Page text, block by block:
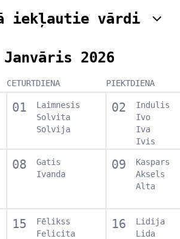
iekļautie vārdi
Janvāris 2026
CETURTDIENA PIEKTDIENA
01
Laimnesis
Solvita
Solvija
02
Indulis
Ivo
Iva
Ivis
08
Gatis
Ivanda
09
Kaspars
Aksels
Alta
15
Fēlikss
Felicita
16
Lidija
Lida